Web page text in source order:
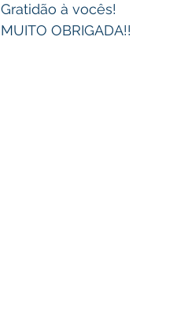
Gratidão à vocês!
MUITO OBRIGADA!!